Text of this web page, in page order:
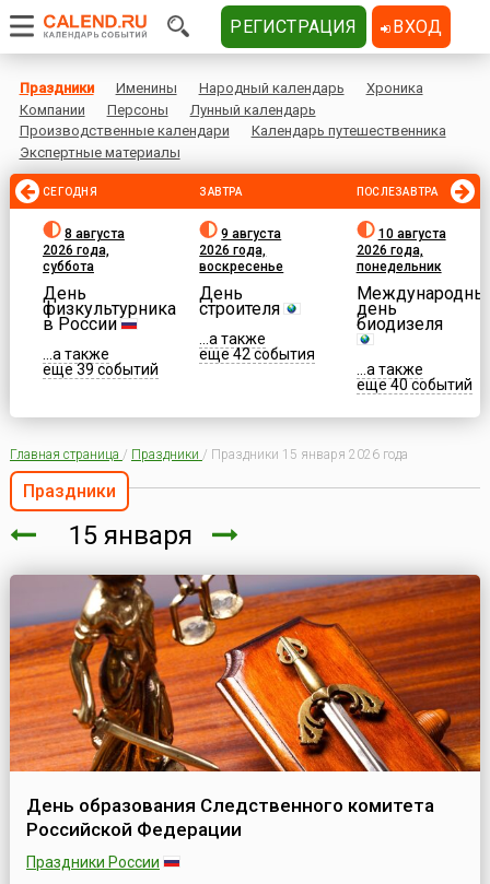
Праздники Именины Народный календарь
Хроника
Компании
Персоны
Лунный календарь
Производственные календари
Календарь путешественника
Экспертные материалы
СЕГОДНЯ
8 августа
2026 года,
суббота
День
физкультурника
в России
...а также
еще 39 событий
ЗАВТРА
9 августа
2026 года,
воскресенье
День
строителя
...а также
еще 42 события
ПОСЛЕЗАВТРА
10 августа
2026 года,
понедельник
день
биодизеля
...а также
еще 40 событий
Главная страница / Праздники / Праздники 15 января 2026 года
Праздники
15 января
День образования Следственного комитета
Российской Федерации
Праздники России
РЕГИСТРАЦИЯ ВХОД